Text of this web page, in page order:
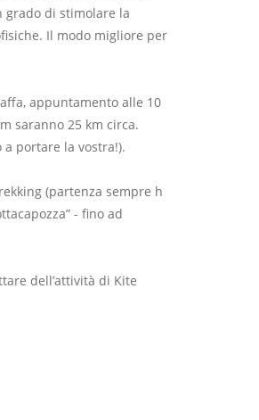
grado di stimolare la
Il modo migliore per
appuntamento alle 10
saranno 25 km circa.
portare la vostra!).
(partenza sempre h
- fino ad
dell’attività di Kite